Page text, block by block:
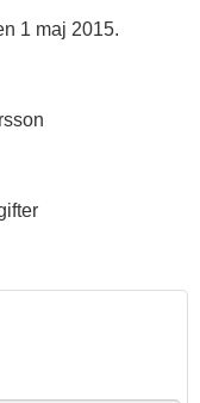
1 maj 2015.